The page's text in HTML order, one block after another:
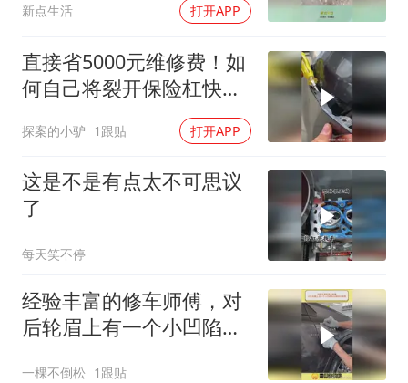
新点生活 打开APP
直接省5000元维修费！如
何自己将裂开保险杠快速
探案的小驴 1跟贴 打开APP
这是不是有点太不可思议
了
每天笑不停
经验丰富的修车师傅，对
后轮眉上有一个小凹陷的
一棵不倒松 1跟贴